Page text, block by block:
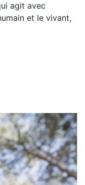
agit avec
et le vivant,